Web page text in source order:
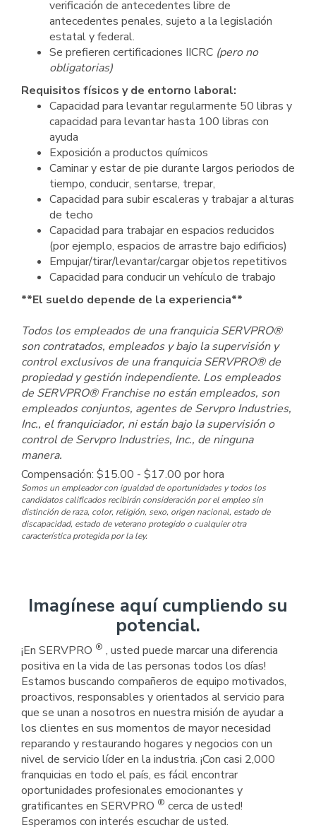
verificación de antecedentes libre de
antecedentes penales, sujeto a la legislación
estatal y federal.
Se prefieren certificaciones IICRC (pero no
obligatorias)
Requisitos físicos y de entorno laboral:
Capacidad para levantar regularmente 50 libras y
capacidad para levantar hasta 100 libras con
ayuda
Exposición a productos químicos
Caminar y estar de pie durante largos periodos de
tiempo, conducir, sentarse, trepar,
Capacidad para subir escaleras y trabajar a alturas
de techo
Capacidad para trabajar en espacios reducidos
(por ejemplo, espacios de arrastre bajo edificios)
Empujar/tirar/levantar/cargar objetos repetitivos
Capacidad para conducir un vehículo de trabajo
**El sueldo depende de la experiencia**
Todos los empleados de una franquicia SERVPRO®
son contratados, empleados y bajo la supervisión y
control exclusivos de una franquicia SERVPRO® de
propiedad y gestión independiente. Los empleados
de SERVPRO® Franchise no están empleados, son
empleados conjuntos, agentes de Servpro Industries,
Inc., el franquiciador, ni están bajo la supervisión o
control de Servpro Industries, Inc., de ninguna
manera.
Compensación: $15.00 - $17.00 por hora
Somos un empleador con igualdad de oportunidades y todos los
candidatos calificados recibirán consideración por el empleo sin
distinción de raza, color, religión, sexo, origen nacional, estado de
discapacidad, estado de veterano protegido o cualquier otra
característica protegida por la ley.
Imagínese aquí cumpliendo su
potencial.
¡En SERVPRO ® , usted puede marcar una diferencia
positiva en la vida de las personas todos los días!
Estamos buscando compañeros de equipo motivados,
proactivos, responsables y orientados al servicio para
que se unan a nosotros en nuestra misión de ayudar a
los clientes en sus momentos de mayor necesidad
reparando y restaurando hogares y negocios con un
nivel de servicio líder en la industria. ¡Con casi 2,000
franquicias en todo el país, es fácil encontrar
oportunidades profesionales emocionantes y
gratificantes en SERVPRO ® cerca de usted!
Esperamos con interés escuchar de usted.